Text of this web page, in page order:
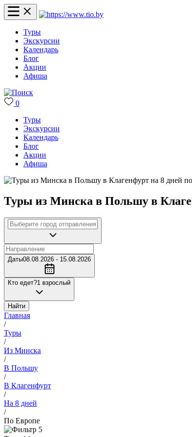
Туры
Экскурсии
Календарь
Блог
Акции
Афиша
0
Туры
Экскурсии
Календарь
Блог
Акции
Афиша
Туры из Минска в Польшу в
Даты08.08.2026 - 15.08.2026
Кто едет?1 взрослый
Найти
Главная
/
Туры
/
Из Минска
/
В Польшу
/
В Клагенфурт
/
На 8 дней
/
По Европе
5